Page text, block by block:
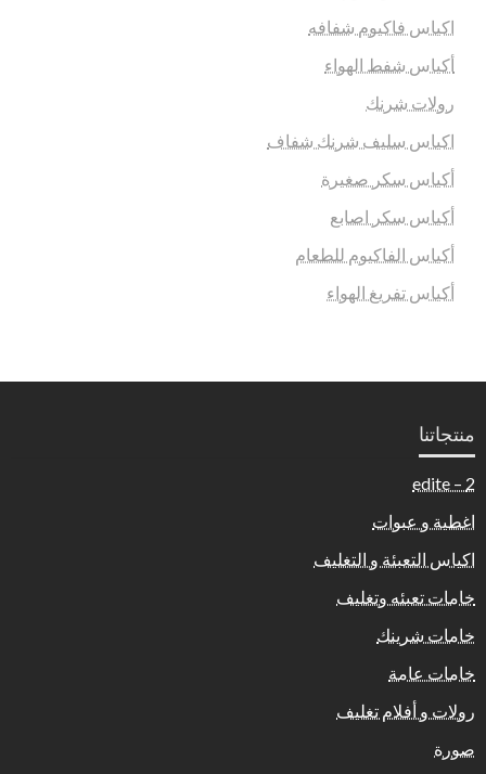
اكياس فاكيوم شفافه
أكياس شفط الهواء
رولات شرنك
اكياس سليف شرنك شفاف
أكياس سكر صغيرة
أكياس سكر اصابع
أكياس الفاكيوم للطعام
أكياس تفريغ الهواء
منتجاتنا
2 – edite
اغطية و عبوات
اكياس التعبئة و التغليف
خامات تعبئه وتغليف
خامات شرينك
خامات عامة
رولات و أفلام تغليف
صورة